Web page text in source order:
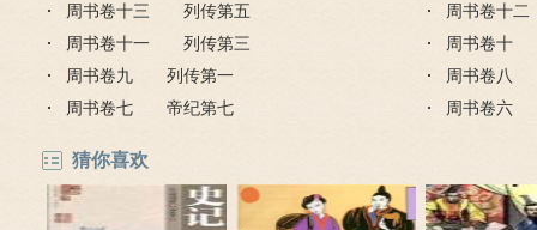
周书卷十三 列传第五
周书卷十
周书卷十一 列传第三
周书卷十
周书卷九 列传第一
周书卷八
周书卷七 帝纪第七
周书卷六
猜你喜欢